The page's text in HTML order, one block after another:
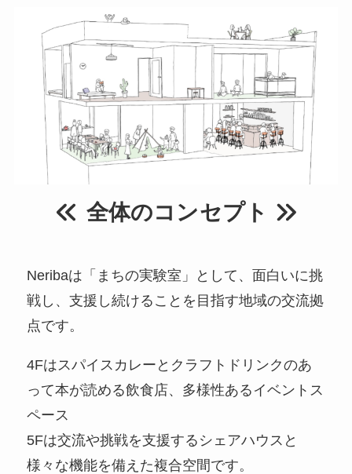
全体のコンセプト
Neribaは「まちの実験室」として、面白いに挑
戦し、支援し続けることを目指す地域の交流拠
点です。
4Fはスパイスカレーとクラフトドリンクのあ
って本が読める飲食店、多様性あるイベントス
ペース
5Fは交流や挑戦を支援するシェアハウスと
様々な機能を備えた複合空間です。